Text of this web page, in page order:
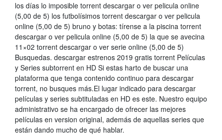
los días lo imposible torrent descargar o ver pelicula online
(5,00 de 5) los futbolísimos torrent descargar o ver pelicula
online (5,00 de 5) bruno y botas: tírense a la piscina torrent
descargar o ver pelicula online (5,00 de 5) la que se avecina
11×02 torrent descargar o ver serie online (5,00 de 5)
Busquedas. descargar estrenos 2019 gratis torrent Películas
y Series subtorrent en HD Si estas harto de buscar una
plataforma que tenga contenido continuo para descargar
torrent, no busques más.El lugar indicado para descargar
películas y series subtituladas en HD es este. Nuestro equipo
administrativo se ha encargado de ofrecer las mejores
películas en version original, además de aquellas series que
están dando mucho de qué hablar.